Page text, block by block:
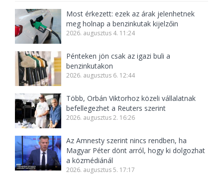
Most érkezett: ezek az árak jelenhetnek
meg holnap a benzinkutak kijelzőin
2026. augusztus 4. 11:24
Pénteken jön csak az igazi buli a
benzinkutakon
2026. augusztus 6. 12:44
Több, Orbán Viktorhoz közeli vállalatnak
befellegezhet a Reuters szerint
2026. augusztus 2. 16:26
Az Amnesty szerint nincs rendben, ha
Magyar Péter dönt arról, hogy ki dolgozhat
a közmédiánál
2026. augusztus 5. 17:17